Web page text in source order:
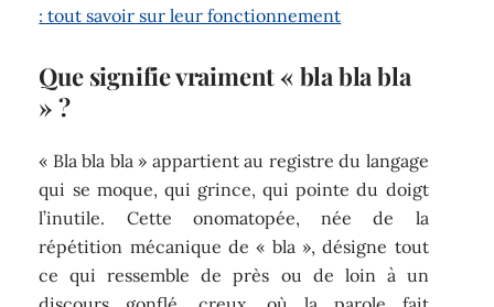
: tout savoir sur leur fonctionnement
Que signifie vraiment « bla bla bla
» ?
« Bla bla bla » appartient au registre du langage
qui se moque, qui grince, qui pointe du doigt
l’inutile. Cette onomatopée, née de la
répétition mécanique de « bla », désigne tout
ce qui ressemble de près ou de loin à un